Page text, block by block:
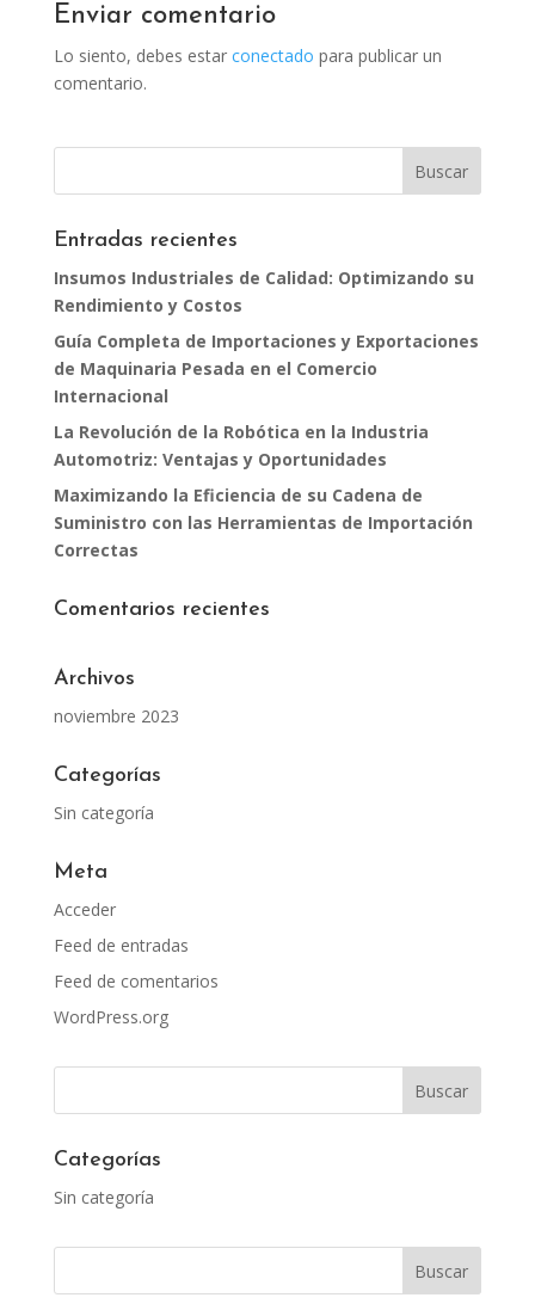
Enviar comentario
Lo siento, debes estar conectado para publicar un
comentario.
Entradas recientes
Insumos Industriales de Calidad: Optimizando su
Rendimiento y Costos
Guía Completa de Importaciones y Exportaciones
de Maquinaria Pesada en el Comercio
Internacional
La Revolución de la Robótica en la Industria
Automotriz: Ventajas y Oportunidades
Maximizando la Eficiencia de su Cadena de
Suministro con las Herramientas de Importación
Correctas
Comentarios recientes
Archivos
noviembre 2023
Categorías
Sin categoría
Meta
Acceder
Feed de entradas
Feed de comentarios
WordPress.org
Categorías
Sin categoría